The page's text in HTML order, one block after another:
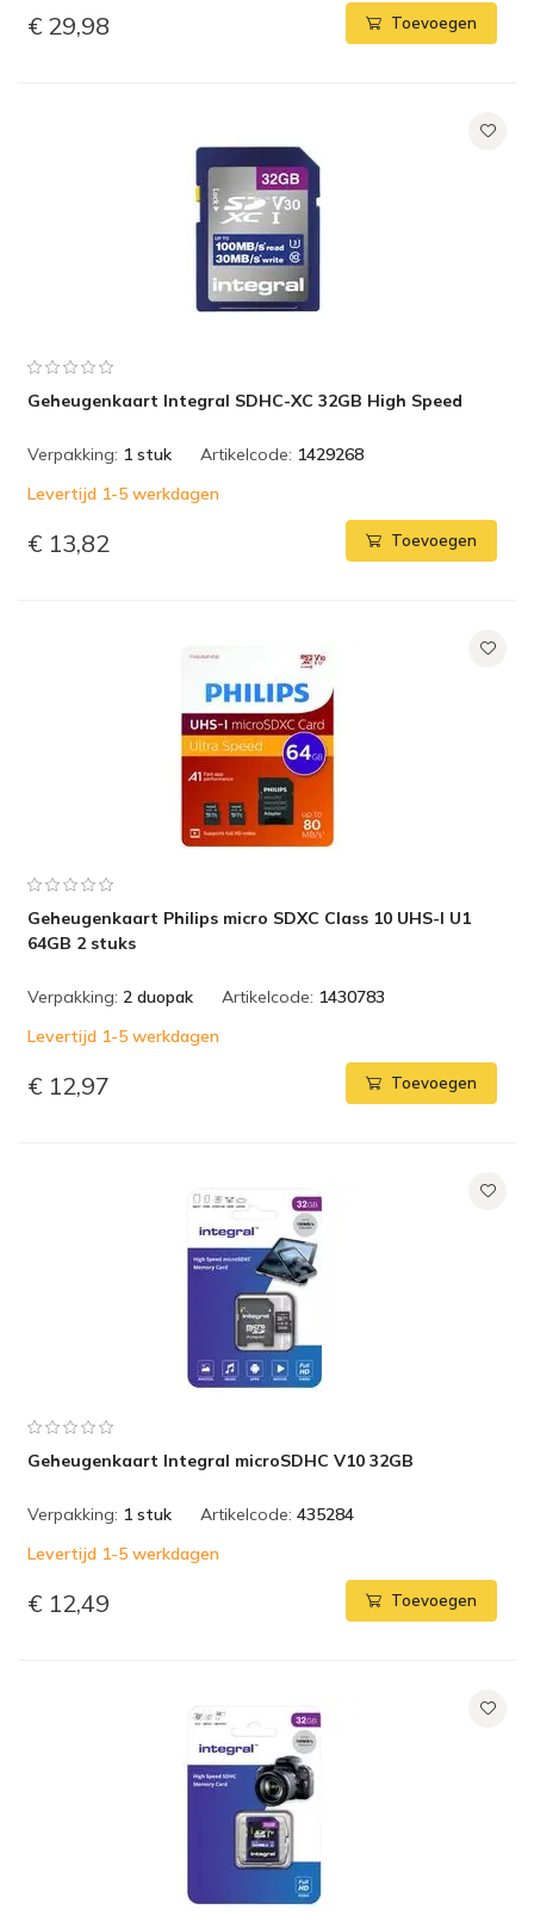
€ 29,98 Toevoegen
Geheugenkaart Integral SDHC-XC 32GB High Speed
Verpakking: 1 stuk Artikelcode: 1429268
Levertijd 1-5 werkdagen
€ 13,82 Toevoegen
Geheugenkaart Philips micro SDXC Class 10 UHS-I U1
64GB 2 stuks
Verpakking: 2 duopak Artikelcode: 1430783
Levertijd 1-5 werkdagen
€ 12,97 Toevoegen
Geheugenkaart Integral microSDHC V10 32GB
Verpakking: 1 stuk Artikelcode: 435284
Levertijd 1-5 werkdagen
€ 12,49 Toevoegen